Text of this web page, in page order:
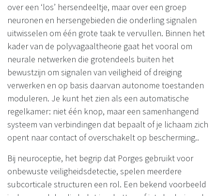
over een ‘los’ hersendeeltje, maar over een groep
neuronen en hersengebieden die onderling signalen
uitwisselen om één grote taak te vervullen. Binnen het
kader van de polyvagaaltheorie gaat het vooral om
neurale netwerken die grotendeels buiten het
bewustzijn om signalen van veiligheid of dreiging
verwerken en op basis daarvan autonome toestanden
moduleren. Je kunt het zien als een automatische
regelkamer: niet één knop, maar een samenhangend
systeem van verbindingen dat bepaalt of je lichaam zich
opent naar contact of overschakelt op bescherming..
Bij neuroceptie, het begrip dat Porges gebruikt voor
onbewuste veiligheidsdetectie, spelen meerdere
subcorticale structuren een rol. Een bekend voorbeeld